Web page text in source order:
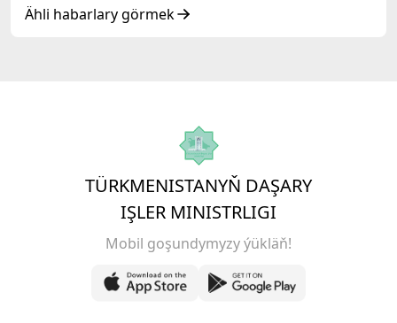
Ähli habarlary görmek
TÜRKMENISTANYŇ DAŞARY
IŞLER MINISTRLIGI
Mobil goşundymyzy ýükläň!